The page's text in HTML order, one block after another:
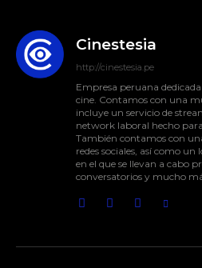
Cinestesia
http://cinestesia.pe
Empresa peruana
cine. Contamos con una
incluye un servicio de
network laboral hecho
También contamos con
redes sociales, así como un
en el que se llevan a cabo
conversatorios y mucho